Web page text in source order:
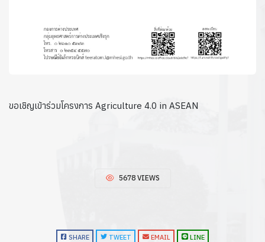
ขอเชิญเข้าร่วมโครงการ Agriculture 4.0 in ASEAN
5678 VIEWS
SHARE TWEET EMAIL LINE